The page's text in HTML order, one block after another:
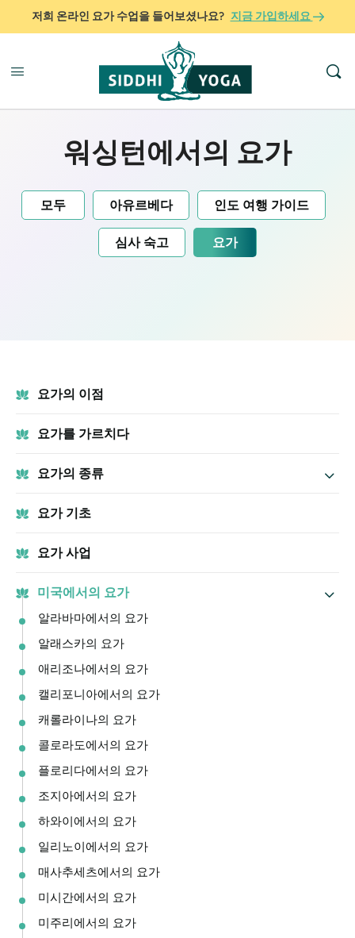
저희 온라인 요가 수업을 들어보셨나요? 지금 가입하세요
워싱턴에서의 요가
모두 아유르베다 인도 여행 가이드
심사 숙고 요가
요가의 이점
요가를 가르치다
요가의 종류
요가 기초
요가 사업
미국에서의 요가
알라바마에서의 요가
알래스카의 요가
애리조나에서의 요가
캘리포니아에서의 요가
캐롤라이나의 요가
콜로라도에서의 요가
플로리다에서의 요가
조지아에서의 요가
하와이에서의 요가
일리노이에서의 요가
매사추세츠에서의 요가
미시간에서의 요가
미주리에서의 요가